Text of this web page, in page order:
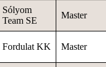
Sólyom
Team SE
Master
Fordulat KK Master